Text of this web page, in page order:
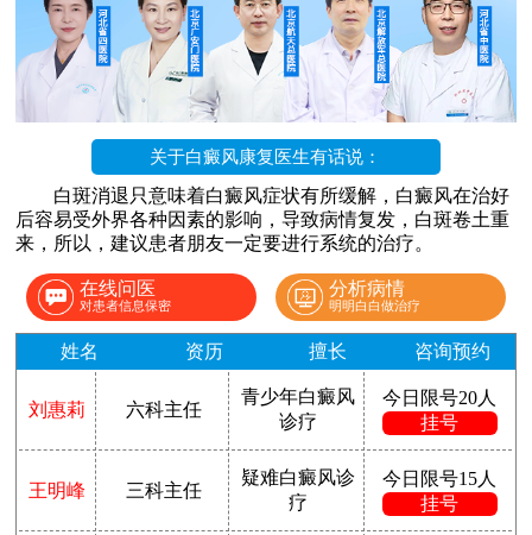
关于白癜风康复医生有话说：
白斑消退只意味着白癜风症状有所缓解，白癜风在治好
后容易受外界各种因素的影响，导致病情复发，白斑卷土重
来，所以，建议患者朋友一定要进行系统的治疗。
在线问医
对患者信息保密
分析病情
明明白白做治疗
姓名 资历 擅长 咨询预约
刘惠莉 六科主任
青少年白癜风
诊疗
今日限号20人
挂号
王明峰 三科主任
疑难白癜风诊
疗
今日限号15人
挂号